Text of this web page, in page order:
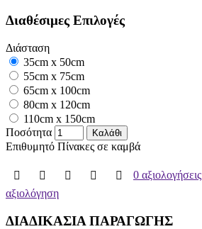
Διαθέσιμες Επιλογές
Διάσταση
35cm x 50cm
55cm x 75cm
65cm x 100cm
80cm x 120cm
110cm x 150cm
Ποσότητα
Καλάθι
Επιθυμητό Πίνακες σε καμβά
0 αξιολογήσεις
αξιολόγηση
ΔΙΑΔΙΚΑΣΙΑ ΠΑΡΑΓΩΓΗΣ